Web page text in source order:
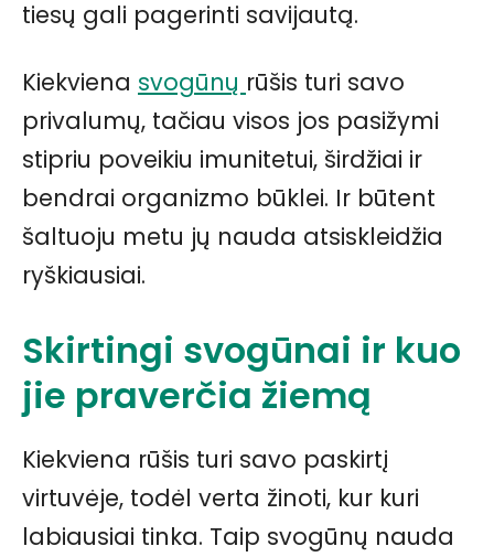
tiesų gali pagerinti savijautą.
Kiekviena svogūnų rūšis turi savo
privalumų, tačiau visos jos pasižymi
stipriu poveikiu imunitetui, širdžiai ir
bendrai organizmo būklei. Ir būtent
šaltuoju metu jų nauda atsiskleidžia
ryškiausiai.
Skirtingi svogūnai ir kuo
jie praverčia žiemą
Kiekviena rūšis turi savo paskirtį
virtuvėje, todėl verta žinoti, kur kuri
labiausiai tinka. Taip svogūnų nauda